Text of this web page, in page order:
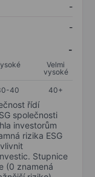
-
-
-
Velmi
vysoké
40 40+
řídí
společnosti
investorům
rizika ESG
Stupnice
(0 znamená